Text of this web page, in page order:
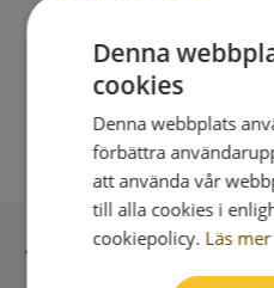
Secure payment with
Denna
cookies
Denna webbplats
förbättra
att använda vår
till alla cookies i
cookiepolicy. Läs mer